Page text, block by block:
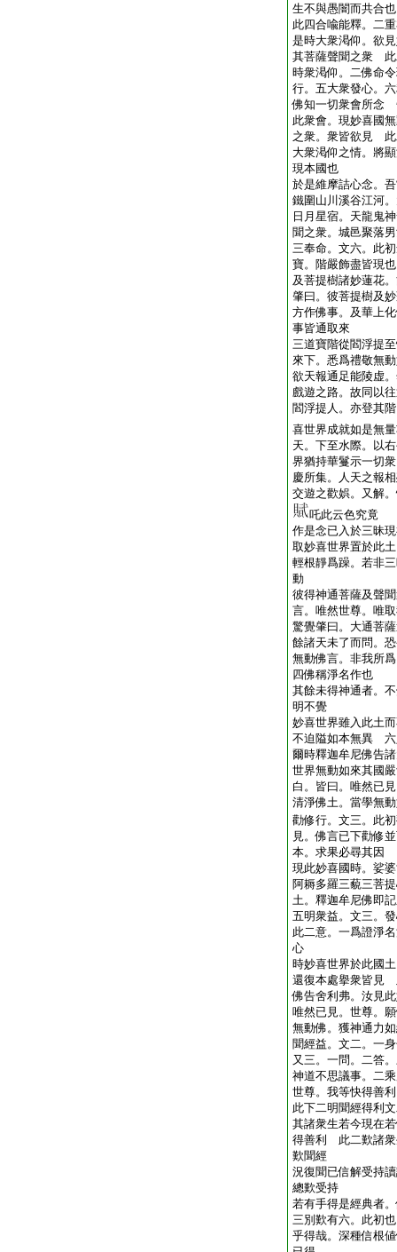
生不與愚闇而共合
此四合喩能釋。二
是時大衆渇仰。欲
其菩薩聲聞之衆 此
時衆渇仰。二佛命
行。五大衆發心。
佛知一切衆會所念
此衆會。現妙喜國
之衆。衆皆欲見 此
大衆渇仰之情。將
現本國也
於是維摩詰心念。
鐵圍山川溪谷江河
日月星宿。天龍鬼
聞之衆。城邑聚落
三奉命。文六。此
寶。階嚴飾盡皆現也
及菩提樹諸妙蓮花
肇曰。彼菩提樹及
方作佛事。及華上
事皆通取來
三道寶階從閻浮提
來下。悉爲禮敬無
欲天報通足能陵虚
戲遊之路。故同以
閻浮提人。亦登其
喜世界成就如是無
天。下至水際。以
界猶持華鬘示一切
慶所集。人天之報
交遊之歡娯。又解
吒此云色究竟
作是念已入於三昧
取妙喜世界置於此
輕根靜爲躁。若非
動
彼得神通菩薩及聲
言。唯然世尊。唯
驚覺肇曰。大通菩
餘諸天未了而問。
無動佛言。非我所
四佛稱淨名作也
其餘未得神通者。
明不覺
妙喜世界雖入此土
不迫隘如本無異 六
爾時釋迦牟尼佛告
世界無動如來其國
白。皆曰。唯然已
清淨佛土。當學無
勸修行。文三。此
見。佛言已下勸修
本。求果必尋其因
現此妙喜國時。娑
阿耨多羅三藐三菩
土。釋迦牟尼佛即
五明衆益。文三。
此二意。一爲證淨
心
時妙喜世界於此國
還復本處擧衆皆見
佛告舍利弗。汝見
唯然已見。世尊。
無動佛。獲神通力
聞經益。文二。一
又三。一問。二答
神道不思議事。二
世尊。我等快得善
此下二明聞經得利
其諸衆生若今現在
得善利 此二歎諸衆
歎聞經
況復聞已信解受持
總歎受持
若有手得是經典者
三別歎有六。此初
乎得哉。深種信根